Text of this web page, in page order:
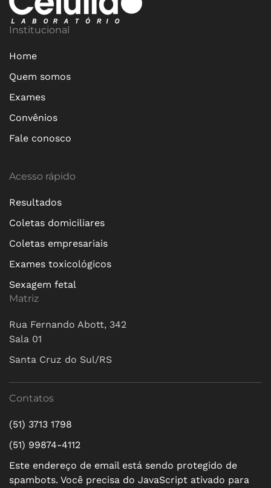
Institucional
Home
Quem somos
Exames
Convênios
Fale conosco
Acesso rápido
Resultados
Coletas domiciliares
Coletas empresariais
Exames toxicológicos
Sexagem fetal
Matriz
Rua Fernando Abott, 342
Sala 01
Santa Cruz do Sul/RS
Contatos
(51) 3713 1798
(51) 99874-4112
Este endereço de email está sendo protegido de
spambots. Você precisa do JavaScript ativado para